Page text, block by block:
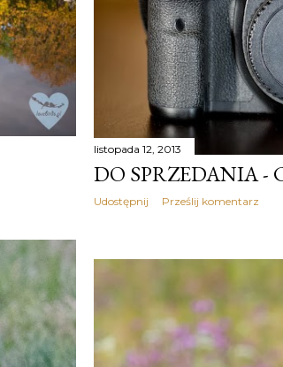
listopada 12, 2013
DO SPRZEDANIA -
Udostępnij Prześlij komentarz